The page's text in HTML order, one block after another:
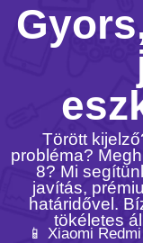
Törött
probléma?
8? Mi
javítás,
határidővel.
tökéletes
📱 Xiaomi